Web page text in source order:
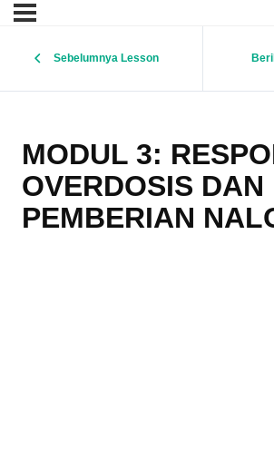
Sebelumnya Lesson
MODUL 3:
OVERDOSIS DAN
PEMBERIAN